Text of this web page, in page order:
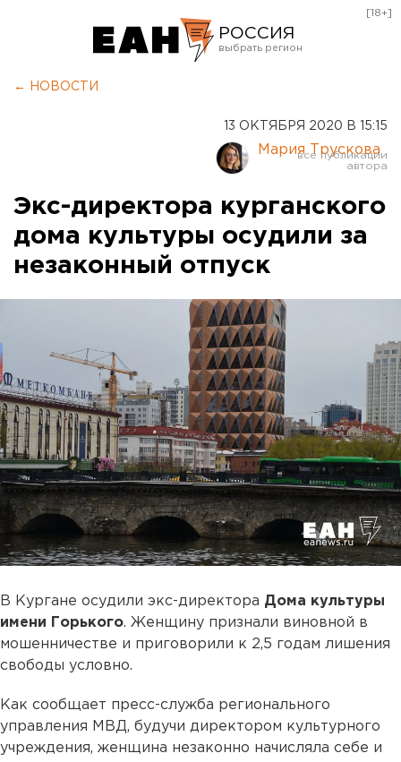
РОССИЯ
Курган
Оренбург
[18+]
← НОВОСТИ
13 ОКТЯБРЯ 2020 В 15:15
Мария Трускова
Экс-директора курганского
дома культуры осудили за
незаконный отпуск
В Кургане осудили экс-директора Дома культуры
имени Горького. Женщину признали виновной в
мошенничестве и приговорили к 2,5 годам лишения
свободы условно.
Как сообщает пресс-служба регионального
управления МВД, будучи директором культурного
учреждения, женщина незаконно начисляла себе и